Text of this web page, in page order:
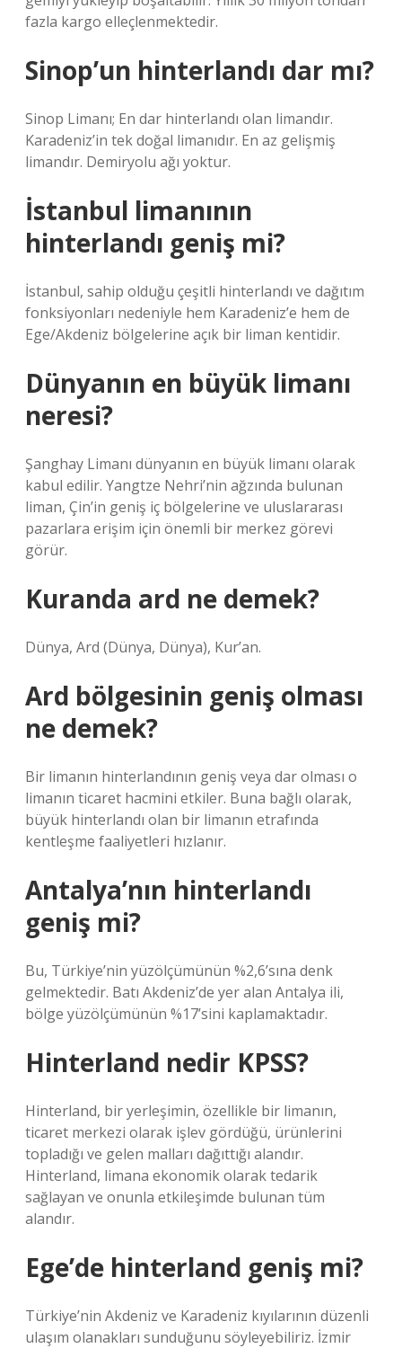
fazla kargo elleçlenmektedir.
Sinop’un hinterlandı dar mı?
Sinop Limanı; En dar hinterlandı olan limandır.
Karadeniz’in tek doğal limanıdır. En az gelişmiş
limandır. Demiryolu ağı yoktur.
İstanbul limanının
hinterlandı geniş mi?
İstanbul, sahip olduğu çeşitli hinterlandı ve dağıtım
fonksiyonları nedeniyle hem Karadeniz’e hem de
Ege/Akdeniz bölgelerine açık bir liman kentidir.
Dünyanın en büyük limanı
neresi?
Şanghay Limanı dünyanın en büyük limanı olarak
kabul edilir. Yangtze Nehri’nin ağzında bulunan
liman, Çin’in geniş iç bölgelerine ve uluslararası
pazarlara erişim için önemli bir merkez görevi
görür.
Kuranda ard ne demek?
Dünya, Ard (Dünya, Dünya), Kur’an.
Ard bölgesinin geniş olması
ne demek?
Bir limanın hinterlandının geniş veya dar olması o
limanın ticaret hacmini etkiler. Buna bağlı olarak,
büyük hinterlandı olan bir limanın etrafında
kentleşme faaliyetleri hızlanır.
Antalya’nın hinterlandı
geniş mi?
Bu, Türkiye’nin yüzölçümünün %2,6’sına denk
gelmektedir. Batı Akdeniz’de yer alan Antalya ili,
bölge yüzölçümünün %17’sini kaplamaktadır.
Hinterland nedir KPSS?
Hinterland, bir yerleşimin, özellikle bir limanın,
ticaret merkezi olarak işlev gördüğü, ürünlerini
topladığı ve gelen malları dağıttığı alandır.
Hinterland, limana ekonomik olarak tedarik
sağlayan ve onunla etkileşimde bulunan tüm
alandır.
Ege’de hinterland geniş mi?
Türkiye’nin Akdeniz ve Karadeniz kıyılarının düzenli
ulaşım olanakları sunduğunu söyleyebiliriz. İzmir